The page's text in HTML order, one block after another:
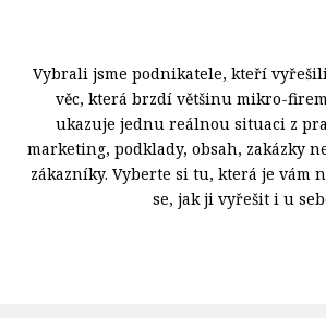
Vybrali jsme podnikatele, kteří
věc, která brzdí většinu mikro-
ukazuje jednu reálnou situaci z
marketing, podklady, obsah, zakázky
zákazníky. Vyberte si tu, která je vám
se, jak ji vyřešit i u